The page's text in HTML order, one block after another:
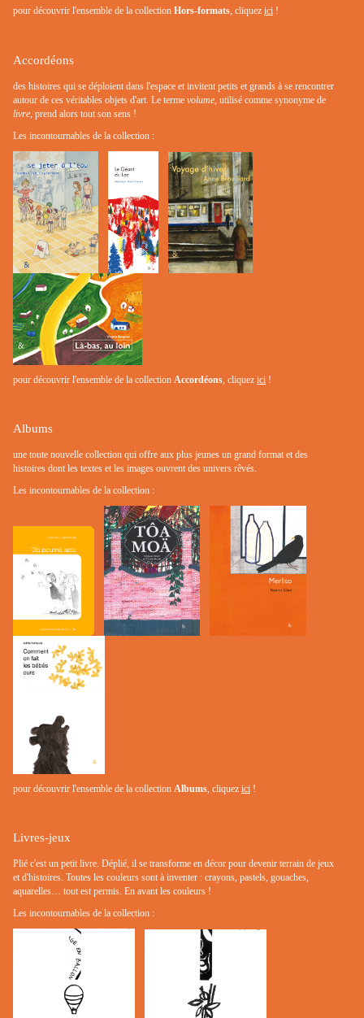
pour découvrir l'ensemble de la collection Hors-formats, cliquez ici !
Accordéons
des histoires qui se déploient dans l'espace et invitent petits et grands à se rencontrer
autour de ces véritables objets d'art. Le terme volume, utilisé comme synonyme de
livre, prend alors tout son sens !
Les incontournables de la collection :
pour découvrir l'ensemble de la collection Accordéons, cliquez ici !
Albums
une toute nouvelle collection qui offre aux plus jeunes un grand format et des
histoires dont les textes et les images ouvrent des univers rêvés.
Les incontournables de la collection :
pour découvrir l'ensemble de la collection Albums, cliquez ici !
Livres-jeux
Plié c'est un petit livre. Déplié, il se transforme en décor pour devenir terrain de jeux
et d'histoires. Toutes les couleurs sont à inventer : crayons, pastels, gouaches,
aquarelles… tout est permis. En avant les couleurs !
Les incontournables de la collection :